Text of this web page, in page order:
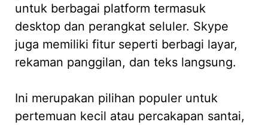
untuk berbagai platform termasuk
desktop dan perangkat seluler. Skype
juga memiliki fitur seperti berbagi layar,
rekaman panggilan, dan teks langsung.
Ini merupakan pilihan populer untuk
pertemuan kecil atau percakapan santai,